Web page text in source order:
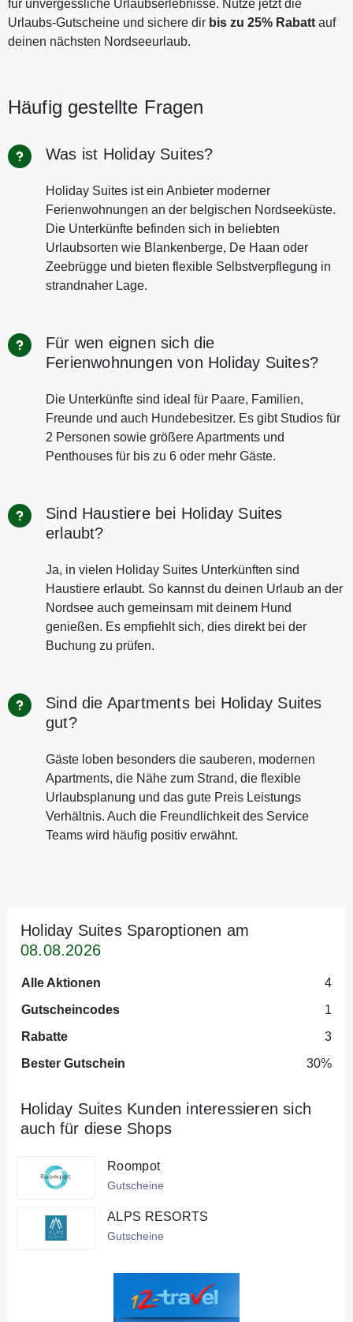
für unvergessliche Urlaubserlebnisse. Nutze jetzt die
Urlaubs‑Gutscheine und sichere dir bis zu 25% Rabatt auf
deinen nächsten Nordseeurlaub.
Häufig gestellte Fragen
Was ist Holiday Suites?
Holiday Suites ist ein Anbieter moderner
Ferienwohnungen an der belgischen Nordseeküste.
Die Unterkünfte befinden sich in beliebten
Urlaubsorten wie Blankenberge, De Haan oder
Zeebrügge und bieten flexible Selbstverpflegung in
strandnaher Lage.
Für wen eignen sich die
Ferienwohnungen von Holiday Suites?
Die Unterkünfte sind ideal für Paare, Familien,
Freunde und auch Hundebesitzer. Es gibt Studios für
2 Personen sowie größere Apartments und
Penthouses für bis zu 6 oder mehr Gäste.
Sind Haustiere bei Holiday Suites
erlaubt?
Ja, in vielen Holiday Suites Unterkünften sind
Haustiere erlaubt. So kannst du deinen Urlaub an der
Nordsee auch gemeinsam mit deinem Hund
genießen. Es empfiehlt sich, dies direkt bei der
Buchung zu prüfen.
Sind die Apartments bei Holiday Suites
gut?
Gäste loben besonders die sauberen, modernen
Apartments, die Nähe zum Strand, die flexible
Urlaubsplanung und das gute Preis Leistungs
Verhältnis. Auch die Freundlichkeit des Service
Teams wird häufig positiv erwähnt.
Holiday Suites Sparoptionen am
08.08.2026
Alle Aktionen
4
Gutscheincodes
1
Rabatte
3
Bester Gutschein
30%
Holiday Suites Kunden interessieren sich
auch für diese Shops
Roompot
Gutscheine
ALPS RESORTS
Gutscheine